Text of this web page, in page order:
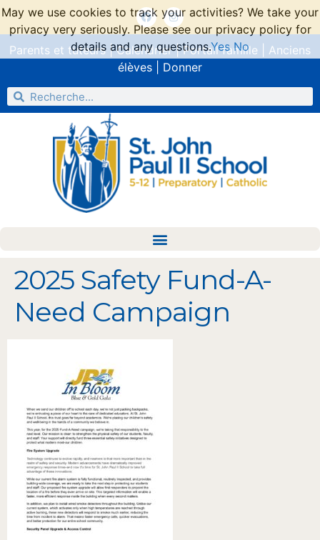
Parents et tuteurs|Calendrier|Portail famille
Anciens
élèves
Donner
2025 Safety Fund-A-
Need Campaign
May we use cookies to track your activities? We take your
privacy very seriously. Please see our privacy policy for
details and any questions.Yes No